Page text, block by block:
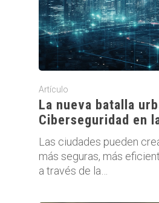
Artículo
La nueva batalla
Ciberseguridad en
Las ciudades pueden
más seguras, más
a través de la…